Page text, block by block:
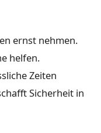
ernst nehmen.
helfen.
Zeiten
Sicherheit in